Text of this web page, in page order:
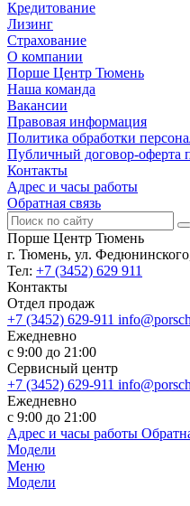
Кредитование
Лизинг
Страхование
О компании
Порше Центр Тюмень
Наша команда
Вакансии
Правовая информация
Политика обработки
Публичный договор-оферта
Контакты
Адрес и часы работы
Обратная связь
Порше Центр Тюмень
г. Тюмень, ул.
Тел: +7 (3452) 629 911
Контакты
Отдел продаж
+7 (3452) 629-911
Ежедневно
с 9:00 до 21:00
Сервисный центр
+7 (3452) 629-911
Ежедневно
с 9:00 до 21:00
Адрес и часы работы
Модели
Меню
Модели